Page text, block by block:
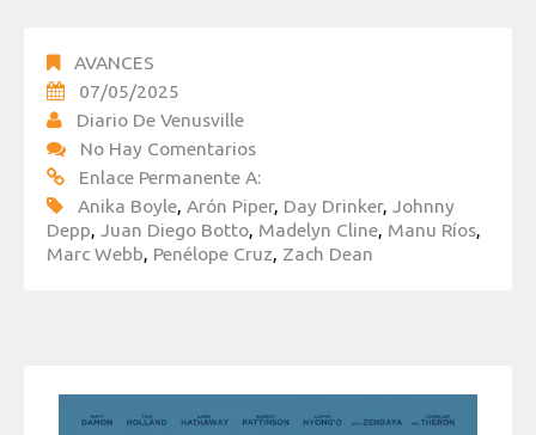
AVANCES
07/05/2025
Diario De Venusville
No Hay Comentarios
Enlace Permanente A:
Anika Boyle, Arón Piper, Day Drinker, Johnny
Depp, Juan Diego Botto, Madelyn Cline, Manu Ríos,
Marc Webb, Penélope Cruz, Zach Dean